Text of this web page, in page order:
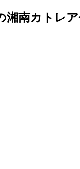
南カトレア